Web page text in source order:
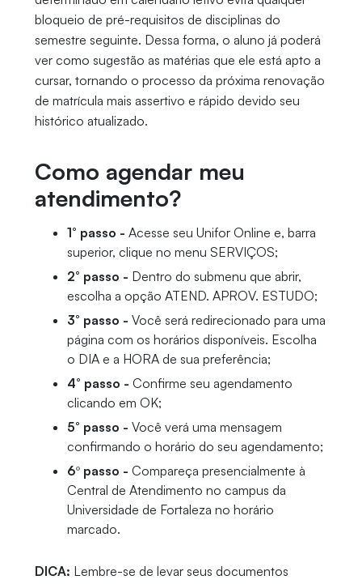
bloqueio de pré-requisitos de disciplinas do
semestre seguinte. Dessa forma, o aluno já poderá
ver como sugestão as matérias que ele está apto a
cursar, tornando o processo da próxima renovação
de matrícula mais assertivo e rápido devido seu
histórico atualizado.
Como agendar meu
atendimento?
1° passo - Acesse seu Unifor Online e, barra
superior, clique no menu SERVIÇOS;
2° passo - Dentro do submenu que abrir,
escolha a opção ATEND. APROV. ESTUDO;
3° passo - Você será redirecionado para uma
página com os horários disponíveis. Escolha
o DIA e a HORA de sua preferência;
4° passo - Confirme seu agendamento
clicando em OK;
5° passo - Você verá uma mensagem
confirmando o horário do seu agendamento;
6º passo - Compareça presencialmente à
Central de Atendimento no campus da
Universidade de Fortaleza no horário
marcado.
DICA: Lembre-se de levar seus documentos